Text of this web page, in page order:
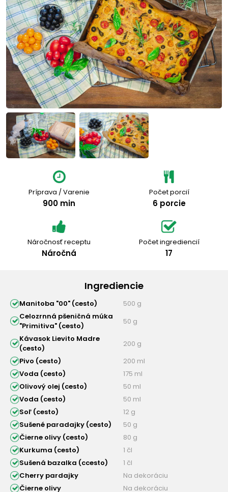
Príprava / Varenie
900 min
Počet porcií
6 porcie
Náročnosť receptu
Náročná
Počet ingrediencií
17
Ingrediencie
Manitoba "00" (cesto)
500 g
Celozrnná pšeničná múka
"Primitiva" (cesto)
50 g
Kávasok Lievito Madre
(cesto)
200 g
Pivo (cesto)
200 ml
Voda (cesto)
175 ml
Olivový olej (cesto)
50 ml
Voda (cesto)
50 ml
Soľ (cesto)
12 g
Sušené paradajky (cesto)
50 g
Čierne olivy (cesto)
80 g
Kurkuma (cesto)
1 čl
Sušená bazalka (ccesto)
1 čl
Cherry pardajky
Na dekoráciu
Čierne olivy
Na dekoráciu